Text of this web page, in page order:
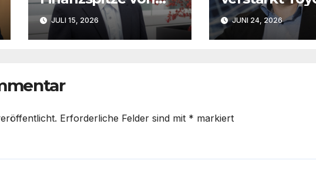
Kia Deutschland
JULI 15, 2026
Deutschland
JUNI 24, 2026
Erforderliche Felder sind mit * markiert